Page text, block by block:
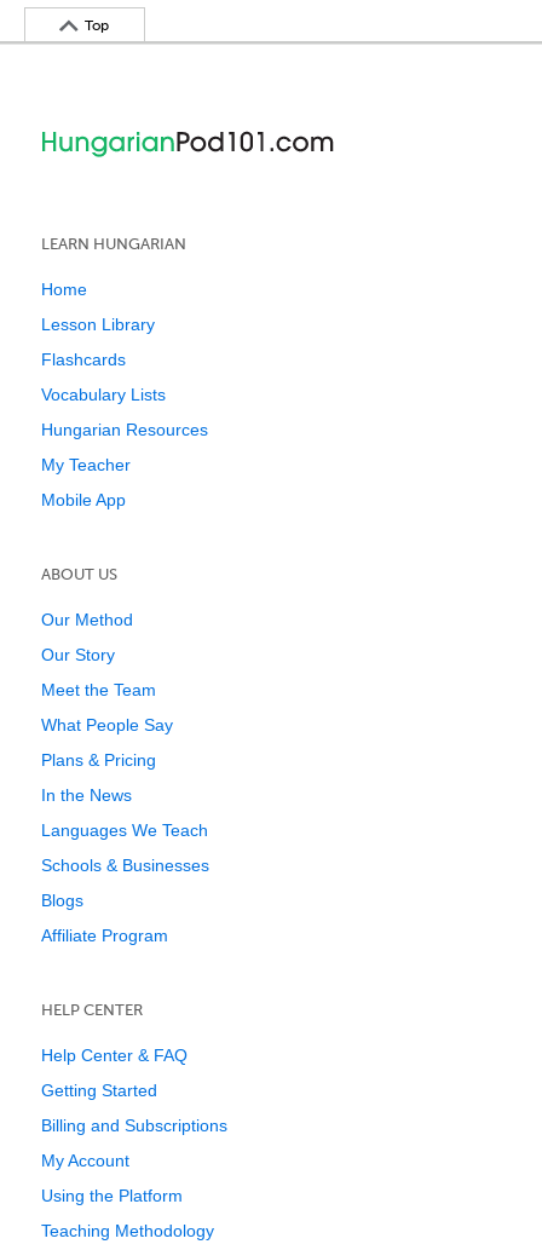
Top
LEARN HUNGARIAN
Home
Lesson Library
Flashcards
Vocabulary Lists
Hungarian Resources
My Teacher
Mobile App
ABOUT US
Our Method
Our Story
Meet the Team
What People Say
Plans & Pricing
In the News
Languages We Teach
Schools & Businesses
Blogs
Affiliate Program
HELP CENTER
Help Center & FAQ
Getting Started
Billing and Subscriptions
My Account
Using the Platform
Teaching Methodology